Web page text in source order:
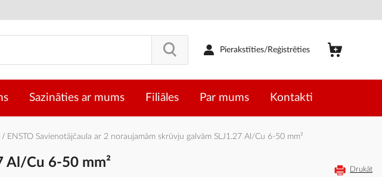
Pierakstīties/Reģistrēties
Sazināties ar mums Filiāles Par mums Kontakti
ENSTO Savienotājčaula ar 2 noraujamām skrūvju galvām SLJ1.27 Al/Cu 6-50 mm²
Al/Cu 6-50 mm² Drukāt